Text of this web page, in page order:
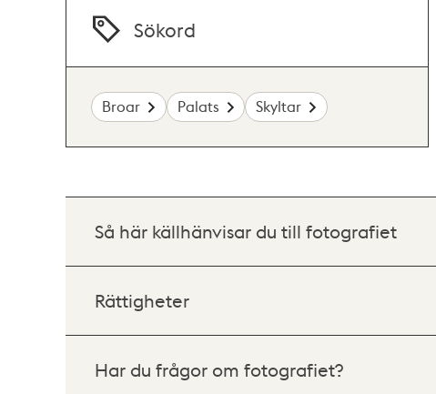
Sökord
Broar Palats Skyltar
Så här källhänvisar du till fotografiet
Rättigheter
Har du frågor om fotografiet?